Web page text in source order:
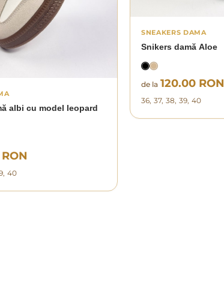
albi cu model leopard
40
SNEAKERS DAMA
Snikers damă Aloe
de la 120.00 RON
36, 37, 38, 39, 40